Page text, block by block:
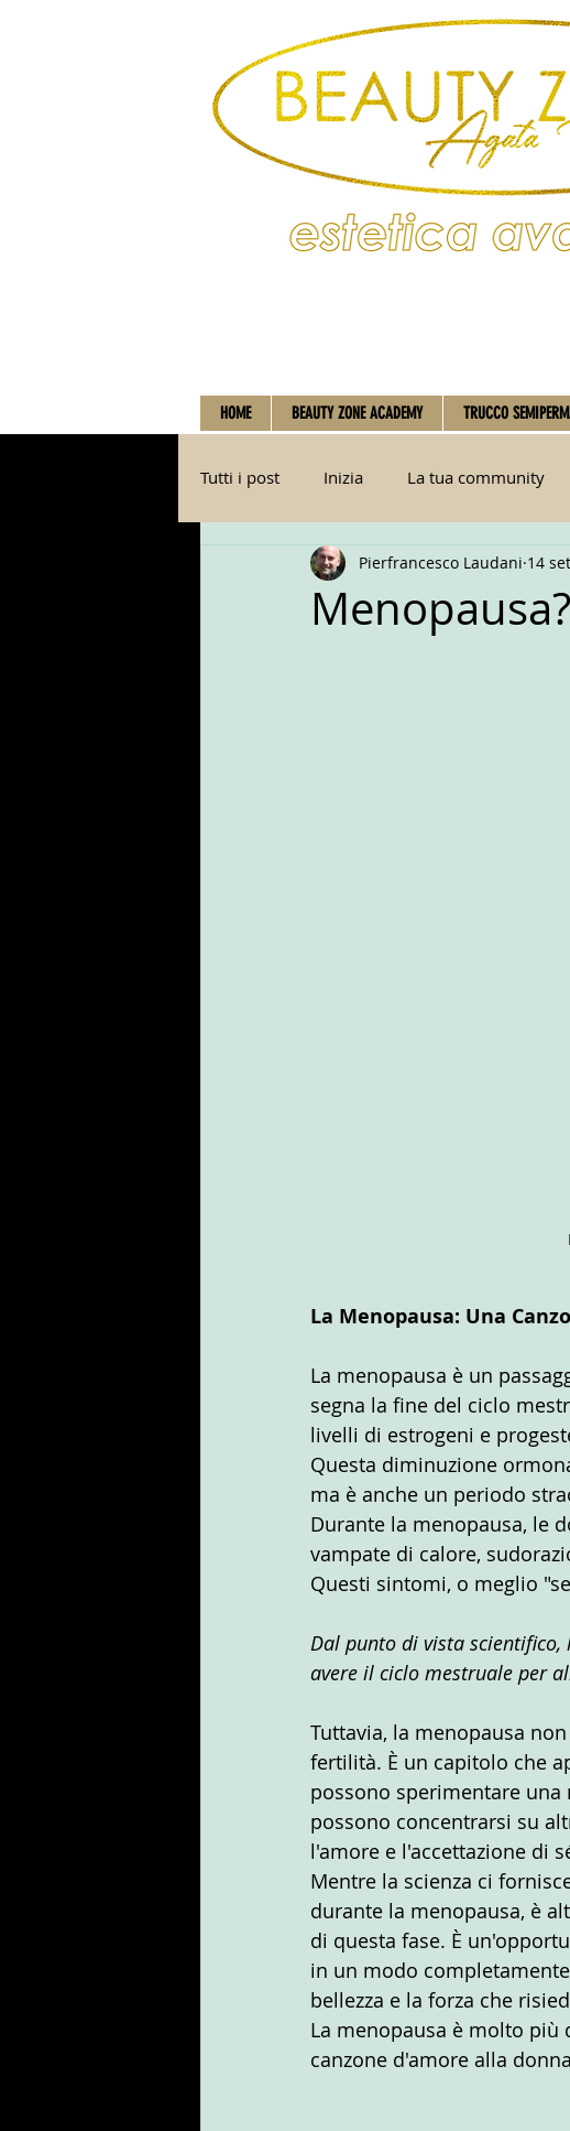
HOME BEAUTY ZONE ACADEMY TRUCCO
Tutti i post Inizia La tua community
Pierfrancesco Laudani 14
La Menopausa: Una
La menopausa è un
segna la fine del ciclo
livelli di estrogeni e
Questa diminuzione
ma è anche un periodo
Durante la menopausa, le
vampate di calore,
Questi sintomi, o meglio
Dal punto di vista
avere il ciclo mestruale per
Tuttavia, la menopausa
fertilità. È un capitolo che
possono sperimentare
possono concentrarsi su
l'amore e l'accettazione di
Mentre la scienza ci
durante la menopausa, è
di questa fase. È
in un modo
bellezza e la forza che
La menopausa è molto più
canzone d'amore alla